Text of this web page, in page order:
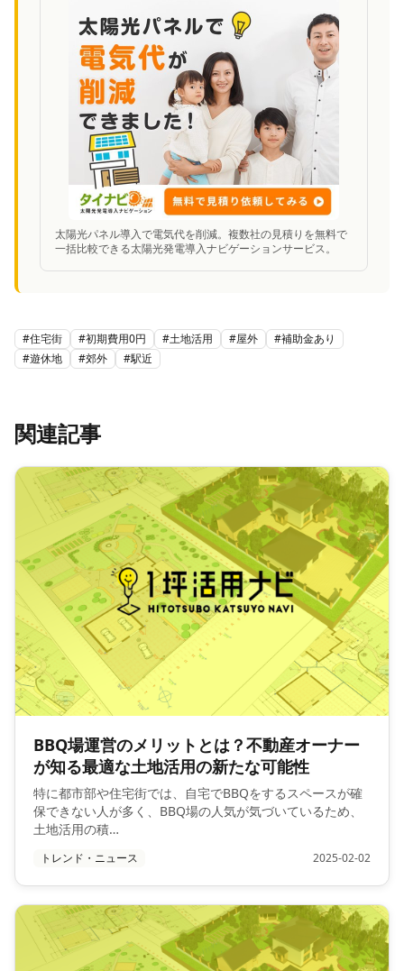
太陽光パネル導入で電気代を削減。複数社の見積りを無料で
一括比較できる太陽光発電導入ナビゲーションサービス。
#住宅街 #初期費用0円 #土地活用 #屋外 #補助金あり
#遊休地 #郊外 #駅近
関連記事
BBQ場運営のメリットとは？不動産オーナー
が知る最適な土地活用の新たな可能性
特に都市部や住宅街では、自宅でBBQをするスペースが確
保できない人が多く、BBQ場の人気が気づいているため、
土地活用の積…
トレンド・ニュース 2025-02-02